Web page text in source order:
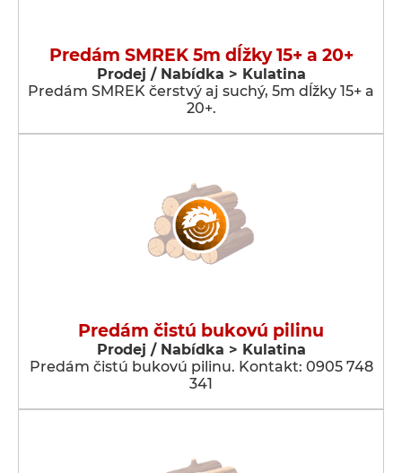
Predám SMREK 5m dĺžky 15+ a 20+
Prodej / Nabídka > Kulatina
Predám SMREK čerstvý aj suchý, 5m dĺžky 15+ a
20+.
Predám čistú bukovú pilinu
Prodej / Nabídka > Kulatina
Predám čistú bukovú pilinu. Kontakt: 0905 748
341